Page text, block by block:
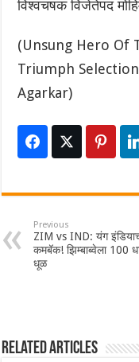
विश्वचषक विजेतेपद
(Unsung Hero Of
Triumph
Agarkar)
Previous
ZIM vs IND: यंग
कमबॅक! झिम्बाब्वेला 100
धूळ
Related Articles